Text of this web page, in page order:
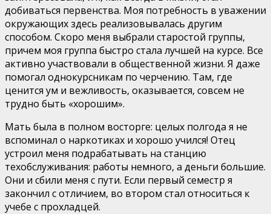
добиваться первенства. Моя потребность в уважении
окружающих здесь реализовывалась другим
способом. Скоро меня выбрали старостой группы,
причем моя группа быстро стала лучшей на курсе. Все
активно участвовали в общественной жизни. Я даже
помогал однокурсникам по черчению. Там, где
ценится ум и вежливость, оказывается, совсем не
трудно быть «хорошим».
Мать была в полном восторге: целых полгода я не
вспоминал о наркотиках и хорошо учился! Отец
устроил меня подрабатывать на станцию
техобслуживания: работы немного, а деньги большие.
Они и сбили меня с пути. Если первый семестр я
закончил с отличием, во втором стал относиться к
учебе с прохладцей.